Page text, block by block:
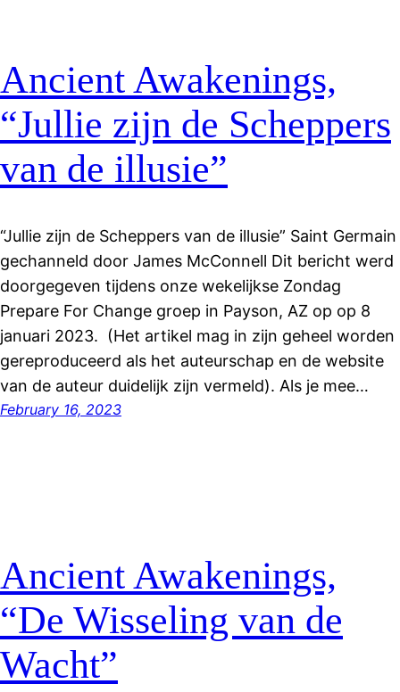
Ancient Awakenings,
“Jullie zijn de Scheppers
van de illusie”
“Jullie zijn de Scheppers van de illusie” Saint Germain
gechanneld door James McConnell Dit bericht werd
doorgegeven tijdens onze wekelijkse Zondag
Prepare For Change groep in Payson, AZ op op 8
januari 2023. (Het artikel mag in zijn geheel worden
gereproduceerd als het auteurschap en de website
van de auteur duidelijk zijn vermeld). Als je mee…
February 16, 2023
Ancient Awakenings,
“De Wisseling van de
Wacht”